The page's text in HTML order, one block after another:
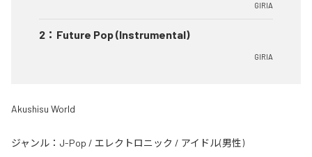
GIRIA
2 ： Future Pop (Instrumental)
GIRIA
Akushisu World
ジャンル： J-Pop / エレクトロニック / アイドル(男性)